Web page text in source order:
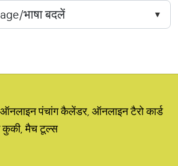
पंचांग कैलेंडर, ऑनलाइन टैरो कार्ड
कुकी, मैच टूल्स